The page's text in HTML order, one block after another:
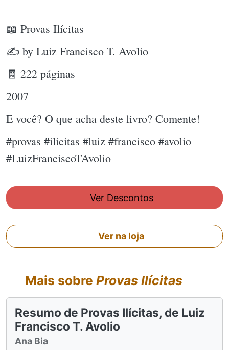
📖 Provas Ilícitas
✍ by Luiz Francisco T. Avolio
🧾 222 páginas
2007
E você? O que acha deste livro? Comente!
#provas #ilicitas #luiz #francisco #avolio
#LuizFranciscoTAvolio
Ver Descontos
Ver na loja
Mais sobre Provas Ilícitas
Resumo de Provas Ilícitas, de Luiz
Francisco T. Avolio
Ana Bia